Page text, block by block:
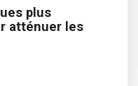
plus
atténuer les